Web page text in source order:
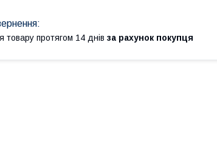
товару протягом 14 днів за рахунок покупця